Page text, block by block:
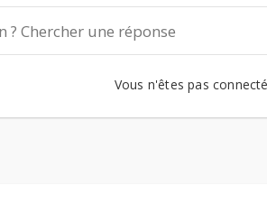
Vous n'êtes pas connecté